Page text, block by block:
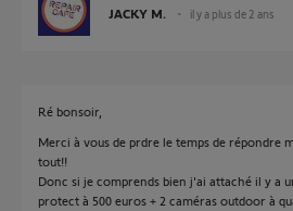
JACKY M. il y a plus de 2 ans
Ré bonsoir,
Merci à vous de prdre le temps de répondre
tout!!
Donc si je comprends bien j'ai attaché il y a
protect à 500 euros + 2 caméras outdoor à